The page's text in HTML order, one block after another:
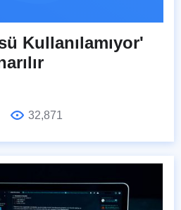
Kullanılamıyor'
32,871